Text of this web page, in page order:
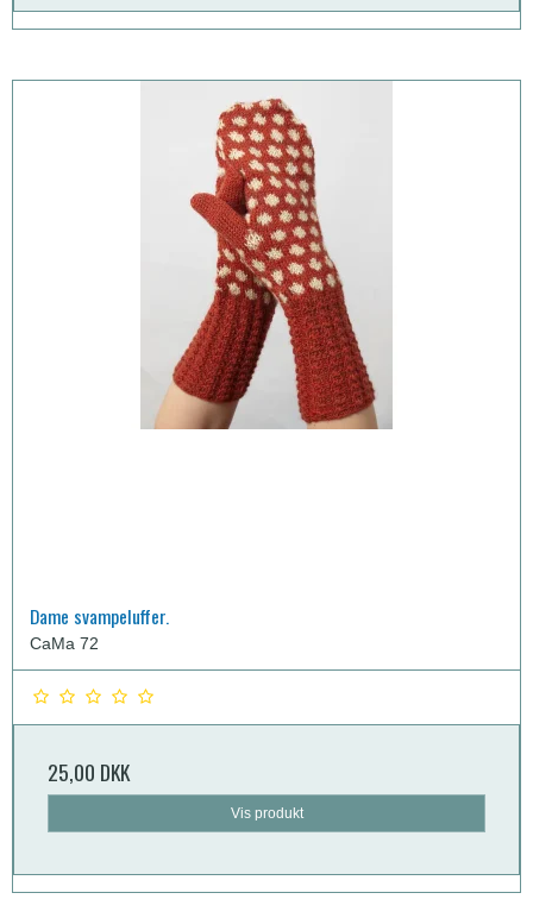
Dame svampeluffer.
CaMa 72
25,00 DKK
Vis produkt